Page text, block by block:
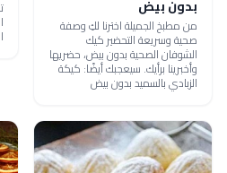
بدون بيض
من مطبخ الجميلة اخترنا لكِ وصفة
صحية وسريعة التحضير كيك
الشوفان الصحية بدون بيض، حضريها
وأخبرينا برأيك. سيعجبك أيضًا: كيكة
الزبادي بالسميد بدون بيض